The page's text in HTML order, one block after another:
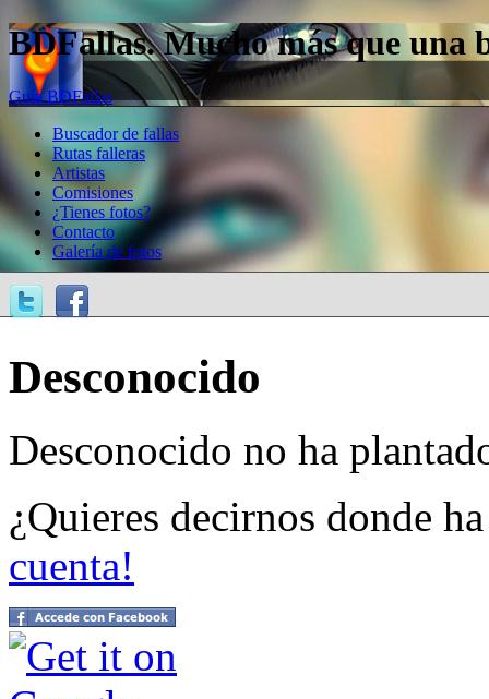
BDFallas. Mucho más que una
Guía BDFallas
Buscador de fallas
Rutas falleras
Artistas
Comisiones
¿Tienes fotos?
Contacto
Galería de fotos
Desconocido
Desconocido no ha
¿Quieres decirnos donde
cuenta!